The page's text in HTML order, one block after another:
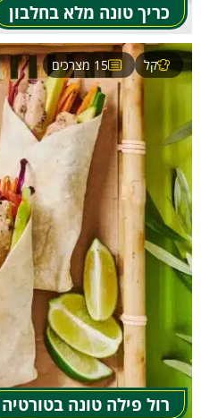
כריך טונה מלא בחלבון
רול פילה טונה בטורטיה
קל 15 מצרכים